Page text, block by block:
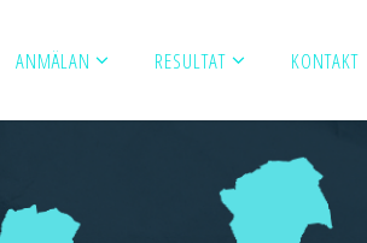
ANMÄLAN RESULTAT KONTAKT